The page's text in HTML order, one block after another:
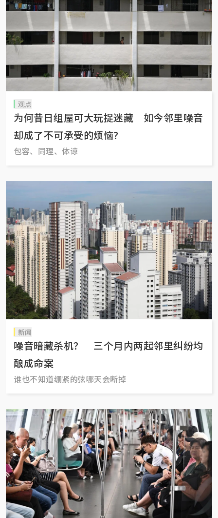
观点
为何昔日组屋可大玩捉迷藏 如今邻里噪音
却成了不可承受的烦恼？
包容、同理、体谅
新闻
噪音暗藏杀机？ 三个月内两起邻里纠纷均
酿成命案
谁也不知道绷紧的弦哪天会断掉